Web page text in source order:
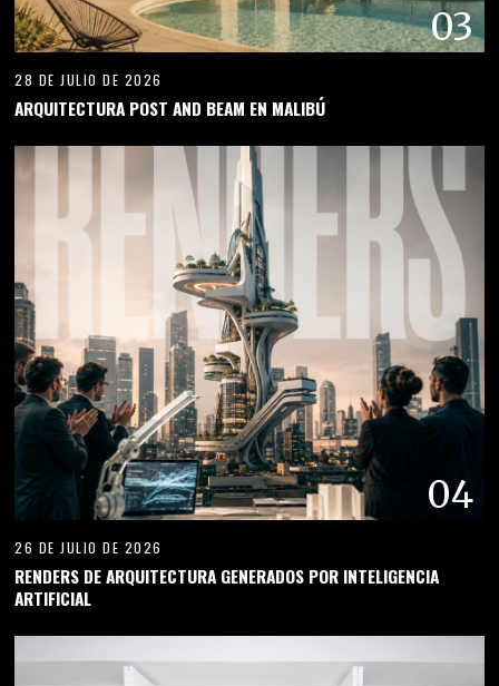
03
28 DE JULIO DE 2026
ARQUITECTURA POST AND BEAM EN MALIBÚ
04
26 DE JULIO DE 2026
RENDERS DE ARQUITECTURA GENERADOS POR INTELIGENCIA
ARTIFICIAL